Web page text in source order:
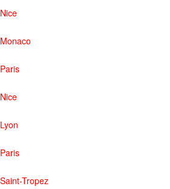
Nice
Monaco
Paris
Nice
Lyon
Paris
Saint-Tropez